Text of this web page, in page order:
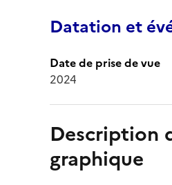
Datation et
Date de prise de vue
2024
Description
graphique